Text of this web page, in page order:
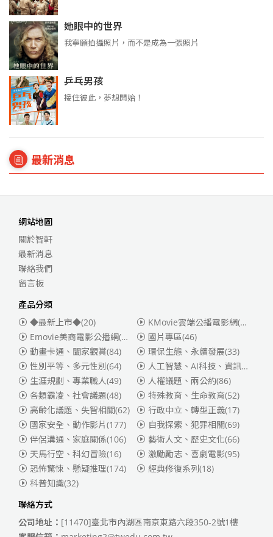
她眼中的世界
我寧願拍攝照片，而不是成為一張照片
乒乓男孩
接住彼此，夢想開始！
最新消息
網站地圖
關於智軒
最新消息
聯絡我們
留言板
產品分類
◆最新上市◆(20)
KMovie雲端公播電影網(迪士尼、福斯、索尼)
Emovie美商電影公播網(華納)
(186)
國片專區(46)
動畫卡通、闔家觀賞(84) 環保生態、永續發展(33)
性別平等、多元性別(64) 人工智慧、AI科技、資訊安全
生涯規劃、專業職人(49) 人權議題、兩公約(86)
各類霸凌、社會議題(48) 特殊教育、生命教育(52)
高齡化議題、失智相關(62) 行政中立、轉型正義(17)
國家安全、動作影片(177) 自我探索、犯罪相關(69)
伴侶溝通、家庭關係(106) 藝術人文、歷史文化(66)
天馬行空、科幻冒險(16) 激勵勵志、喜劇電影(95)
恐怖驚悚、懸疑推理(174) 經典修復系列(18)
科普知識(32)
聯絡方式
公司地址： [11470]臺北市內湖區南京東路六段350-2號1樓